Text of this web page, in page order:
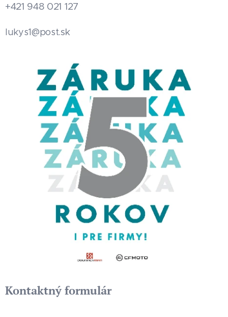
+421 948 021 127
lukys1@post.sk
Kontaktný formulár